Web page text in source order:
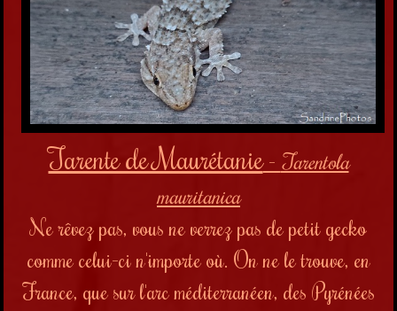
Tarente de Maurétanie- Tarentola
mauritanica
Ne rêvez pas, vous ne verrez pas de petit gecko
comme celui-ci n'importe où. On ne le trouve, en
France, que sur l'arc méditerranéen, des Pyrénées